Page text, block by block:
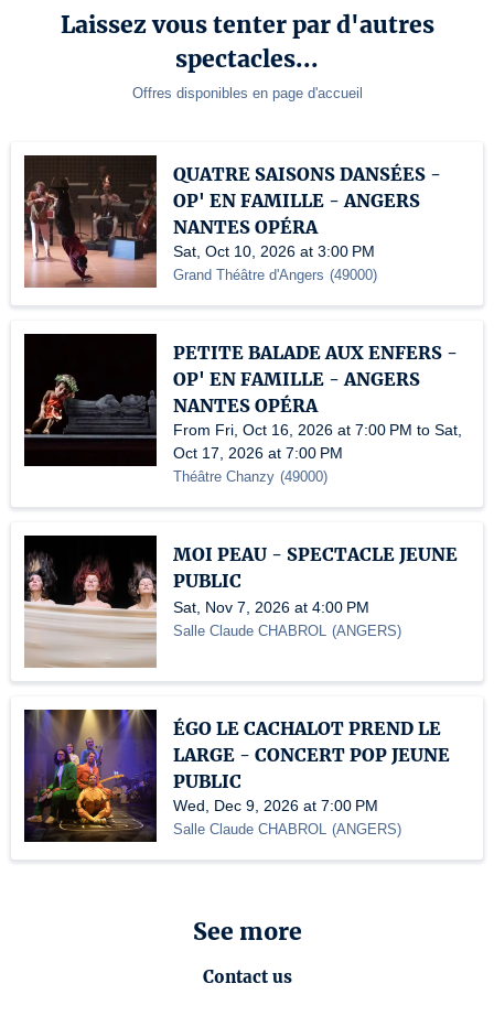
Laissez vous tenter par d'autres
spectacles...
Offres disponibles en page d'accueil
QUATRE SAISONS DANSÉES -
OP' EN FAMILLE - ANGERS
NANTES OPÉRA
Sat, Oct 10, 2026 at 3:00 PM
Grand Théâtre d'Angers (49000)
PETITE BALADE AUX ENFERS -
OP' EN FAMILLE - ANGERS
NANTES OPÉRA
From Fri, Oct 16, 2026 at 7:00 PM to Sat,
Oct 17, 2026 at 7:00 PM
Théâtre Chanzy (49000)
MOI PEAU - SPECTACLE JEUNE
PUBLIC
Sat, Nov 7, 2026 at 4:00 PM
Salle Claude CHABROL (ANGERS)
ÉGO LE CACHALOT PREND LE
LARGE - CONCERT POP JEUNE
PUBLIC
Wed, Dec 9, 2026 at 7:00 PM
Salle Claude CHABROL (ANGERS)
See more
Contact us